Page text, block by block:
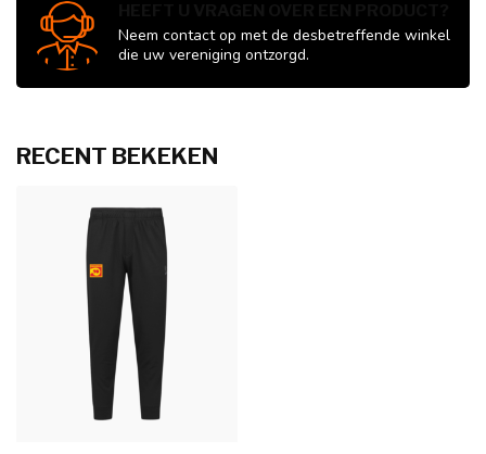
Neem contact op met de desbetreffende winkel
die uw vereniging ontzorgd.
RECENT BEKEKEN